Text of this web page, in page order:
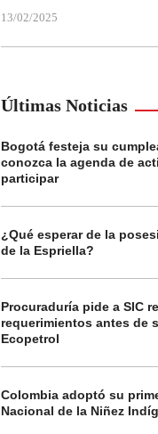
13/02/2025
Últimas Noticias
Bogotá festeja su
conozca la agenda de
participar
¿Qué esperar de la
de la Espriella?
Procuraduría pide a SIC
requerimientos antes de
Ecopetrol
Colombia adoptó su
Nacional de la Niñez